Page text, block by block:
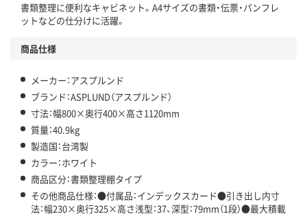
書類整理に便利なキャビネット。A4サイズの書類・伝票・パンフレ
ットなどの仕分けに活躍。
商品仕様
メーカー：アスプルンド
ブランド：ASPLUND（アスプルンド）
寸法：幅800×奥行400×高さ1120mm
質量：40.9kg
製造国：台湾製
カラー：ホワイト
商品区分：書類整理棚タイプ
その他商品仕様：●付属品：インデックスカード●引き出し内寸
法：幅230×奥行325×高さ浅型：37、深型：79mm（1段）●最大積載